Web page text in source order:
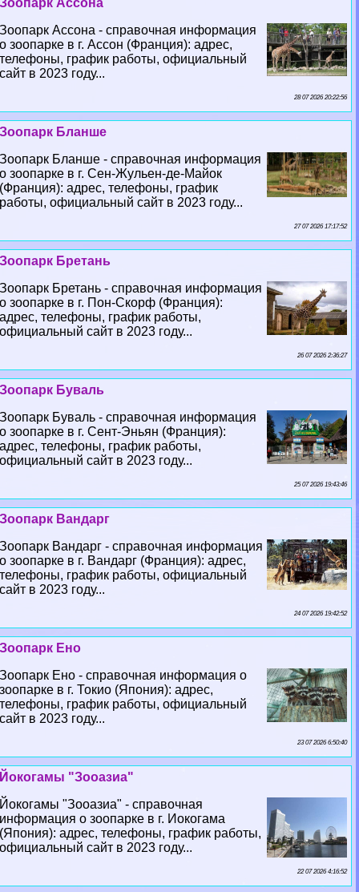
Зоопарк Ассона
Зоопарк Ассона - справочная информация
о зоопарке в г. Ассон (Франция): адрес,
телефоны, график работы, официальный
сайт в 2023 году...
28 07 2026 20:22:56
Зоопарк Бланше
Зоопарк Бланше - справочная информация
о зоопарке в г. Сен-Жульен-де-Майок
(Франция): адрес, телефоны, график
работы, официальный сайт в 2023 году...
27 07 2026 17:17:52
Зоопарк Бретань
Зоопарк Бретань - справочная информация
о зоопарке в г. Пон-Скорф (Франция):
адрес, телефоны, график работы,
официальный сайт в 2023 году...
26 07 2026 2:36:27
Зоопарк Буваль
Зоопарк Буваль - справочная информация
о зоопарке в г. Сент-Эньян (Франция):
адрес, телефоны, график работы,
официальный сайт в 2023 году...
25 07 2026 19:43:46
Зоопарк Вандарг
Зоопарк Вандарг - справочная информация
о зоопарке в г. Вандарг (Франция): адрес,
телефоны, график работы, официальный
сайт в 2023 году...
24 07 2026 19:42:52
Зоопарк Ено
Зоопарк Ено - справочная информация о
зоопарке в г. Токио (Япония): адрес,
телефоны, график работы, официальный
сайт в 2023 году...
23 07 2026 6:50:40
Йокогамы "Зооазиа"
Йокогамы "Зооазиа" - справочная
информация о зоопарке в г. Иокогама
(Япония): адрес, телефоны, график работы,
официальный сайт в 2023 году...
22 07 2026 4:16:52